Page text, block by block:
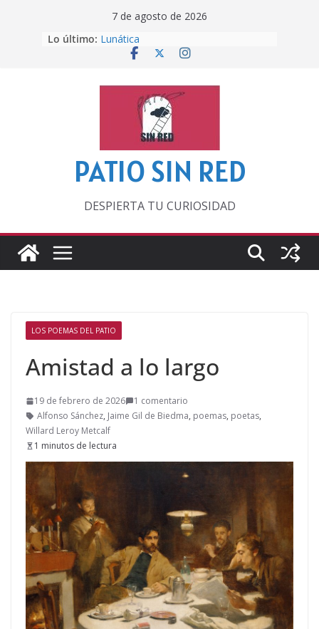
7 de agosto de 2026
Lo último: Lunática
Pero, hasta entonces…
‘La broma infinita’ de recomendar
lecturas veraniegas
Otra del Mundial
PATIO SIN RED
DESPIERTA TU CURIOSIDAD
LOS POEMAS DEL PATIO
Amistad a lo largo
19 de febrero de 2026
1 comentario
Alfonso Sánchez, Jaime Gil de Biedma, poemas, poetas,
Willard Leroy Metcalf
1 minutos de lectura